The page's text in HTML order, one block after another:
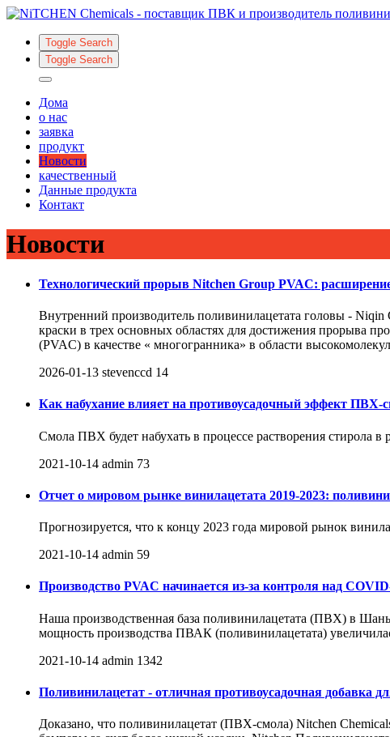
Toggle Search
Toggle Search
Дома
о нас
заявка
продукт
Новости
качественный
Данные продукта
Контакт
Новости
Технологический прорыв Nitchen Group PVAC:
Внутренний производитель поливинилацетата головы -
краски в трех основных областях для достижения прорыва
(PVAC) в качестве « многогранника» в области
2026-01-13 stevenccd 14
Как набухание влияет на противоусадочный эффект ПВХ-
Смола ПВХ будет набухать в процессе растворения стирола в
2021-10-14 admin 73
Отчет о мировом рынке винилацетата 2019-2023:
Прогнозируется, что к концу 2023 года мировой рынок
2021-10-14 admin 59
Производство PVAC начинается из-за контроля над
Наша производственная база поливинилацетата (ПВХ) в
мощность производства ПВАК (поливинилацетата)
2021-10-14 admin 1342
Поливинилацетат - отличная противоусадочная добавка
Доказано, что поливинилацетат (ПВХ-смола) Nitchen